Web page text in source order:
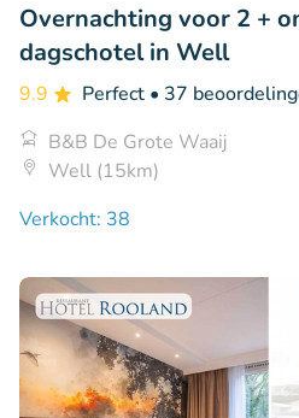
Overnachting voor 2 +
dagschotel in Well
9.9 Perfect • 37
B&B De Grote Waaij
Well (15km)
Verkocht: 38